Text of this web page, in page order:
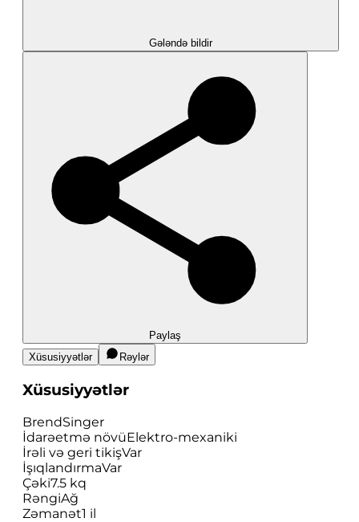
Gələndə bildir
Paylaş
Xüsusiyyətlər
Rəylər
Xüsusiyyətlər
BrendSinger
İdarəetmə növüElektro-mexaniki
İrəli və geri tikişVar
İşıqlandırmaVar
Çəki7.5 kq
RəngiAğ
Zəmanət1 il